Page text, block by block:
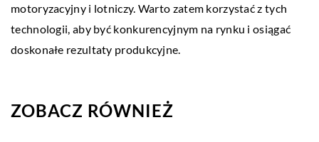
motoryzacyjny i lotniczy. Warto zatem korzystać z tych
technologii, aby być konkurencyjnym na rynku i osiągać
doskonałe rezultaty produkcyjne.
ZOBACZ RÓWNIEŻ